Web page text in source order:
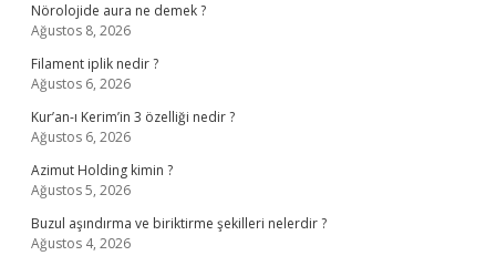
Nörolojide aura ne demek ?
Ağustos 8, 2026
Filament iplik nedir ?
Ağustos 6, 2026
Kur’an-ı Kerim’in 3 özelliği nedir ?
Ağustos 6, 2026
Azimut Holding kimin ?
Ağustos 5, 2026
Buzul aşındırma ve biriktirme şekilleri nelerdir ?
Ağustos 4, 2026